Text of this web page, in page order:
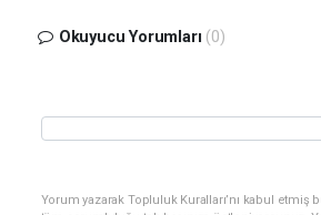
Okuyucu Yorumları (0)
Yorum yazarak Topluluk Kuralları’nı kabul etmiş